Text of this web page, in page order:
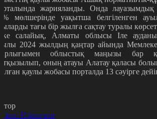
жарияланды. Онда
мөлшерінде уақытша белгіленген
тағы бір жылға сақтау туралы
салайық, Алматы облысы Іле
2024 жылдың қаңтар айында
облыстық маңызы бар
оның атауы Алатау қаласы
қаулы жобасы порталда 13 сәуірге
Иманғали